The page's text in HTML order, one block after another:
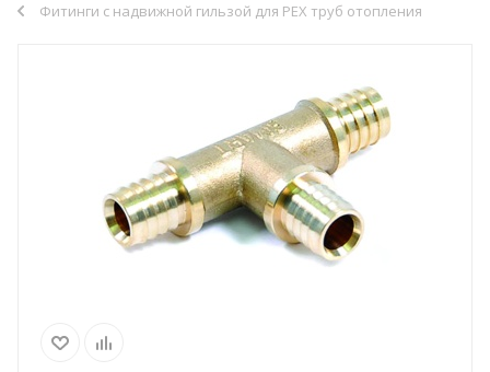
Фитинги с надвижной гильзой для PEX труб отопления